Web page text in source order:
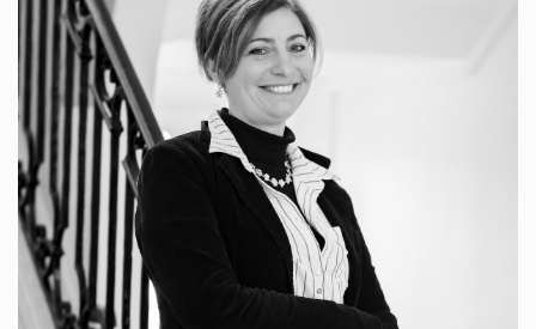
Christelle
Animations, Mobiliers et Décoration
87 bis rue des Vieilles Postes
51470 Saint Memmie
Tél. 03 26 68 10 61
Voir le site internet
Contacter par mail